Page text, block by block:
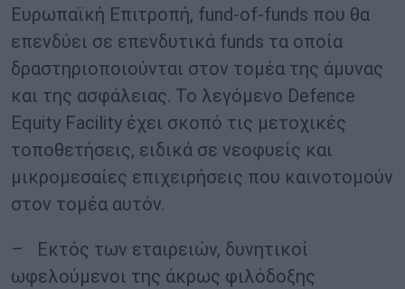
Ευρωπαϊκή Επιτροπή, fund-of-funds που θα
επενδύει σε επενδυτικά funds τα οποία
δραστηριοποιούνται στον τομέα της άμυνας
και της ασφάλειας. Το λεγόμενο Defence
Equity Facility έχει σκοπό τις μετοχικές
τοποθετήσεις, ειδικά σε νεοφυείς και
μικρομεσαίες επιχειρήσεις που καινοτομούν
στον τομέα αυτόν.
– Εκτός των εταιρειών, δυνητικοί
ωφελούμενοι της άκρως φιλόδοξης